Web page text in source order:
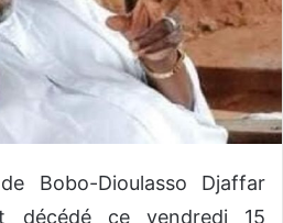
Bobo-Dioulasso Djaffar
décédé ce vendredi 15